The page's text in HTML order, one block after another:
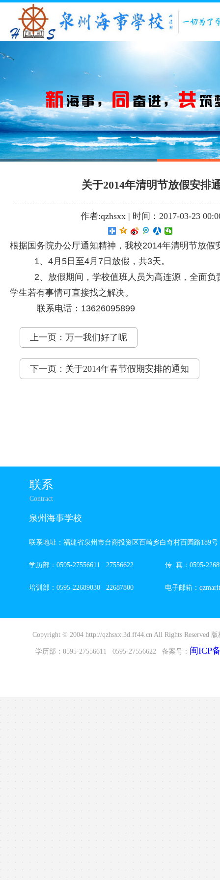
关于2014年清明节放假安排
作者:qzhsxx | 时间：2017-03-23
根据国务院办公厅通知精神，我校2014年清明节放假
1、4月5日至4月7日放假，共3天。
2、放假期间，学校值班人员为高连源，全面负
学生若有事情可直接找之解决。
联系电话：13626095899
上一页：万一我们好了呢
下一页：关于2014年春节假期安排的通知
泉州海事学校
联系地址：福建省泉州市台商投资区百崎乡白奇村百园路
学历部：0595-27556611 27556622 传 真：0595-
培训部：0595-22689030 22687800 电子邮箱：
联系
Contract
Copyright © 2004 http://qzhsxx.3d.ff44.cn All Rights Reserved
学历部：0595-27556611 0595-27556622 备案号： 闽ICP